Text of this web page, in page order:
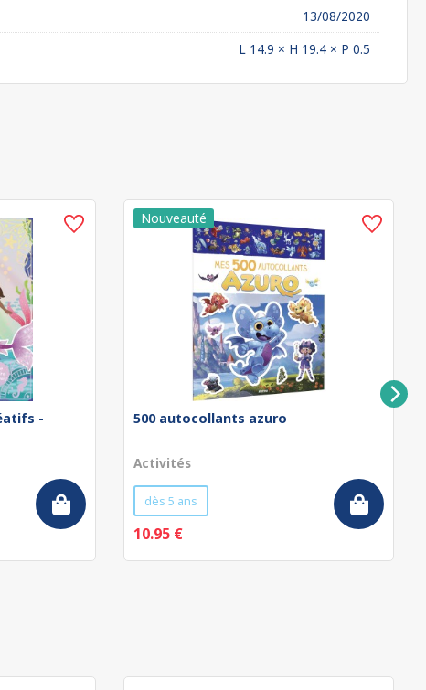
13/08/2020
L 14.9 × H 19.4 × P 0.5
-
500 autocollants azuro
Activités
dès 5 ans
10.95 €